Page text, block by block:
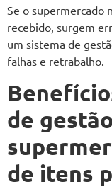
Se o supermercado
recebido, surgem
um sistema de
falhas e retrabalho.
de
de itens